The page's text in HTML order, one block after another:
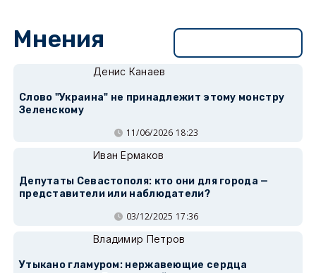
Мнения
Денис Канаев
Слово "Украина" не принадлежит этому монстру
Зеленскому
11/06/2026 18:23
Иван Ермаков
Депутаты Севастополя: кто они для города —
представители или наблюдатели?
03/12/2025 17:36
Владимир Петров
Утыкано гламуром: нержавеющие сердца